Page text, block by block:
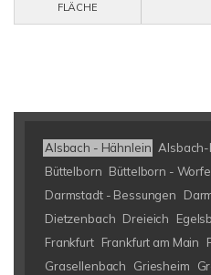
FLÄCHE
Alsbach - Hähnlein
Büttelborn Büttelborn -
Darmstadt - Bessungen
Dietzenbach Dreieich
Frankfurt Frankfurt am Main
Grasellenbach
Griesheim